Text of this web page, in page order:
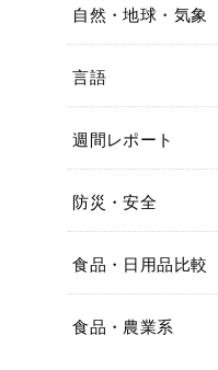
自然・地球・気象
言語
週間レポート
防災・安全
食品・日用品比較
食品・農業系